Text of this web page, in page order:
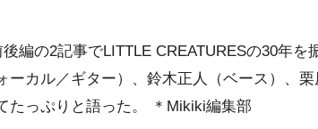
編の2記事でLITTLE CREATURESの30年
ーカル／ギター）、鈴木正人（ベース）、栗
たっぷりと語った。 ＊Mikiki編集部